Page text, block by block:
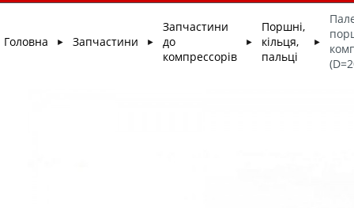
Головна ► Запчастини ►
Запчастини
до
компрессорів
►
Поршні,
кільця,
пальці
►